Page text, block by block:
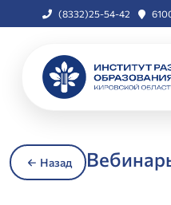
(8332)25-54-42
Назад